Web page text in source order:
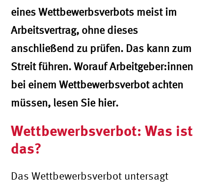
eines Wettbewerbsverbots meist im
Arbeitsvertrag, ohne dieses
anschließend zu prüfen. Das kann zum
Streit führen. Worauf Arbeitgeber:innen
bei einem Wettbewerbsverbot achten
müssen, lesen Sie hier.
Wettbewerbsverbot: Was ist
das?
Das Wettbewerbsverbot untersagt